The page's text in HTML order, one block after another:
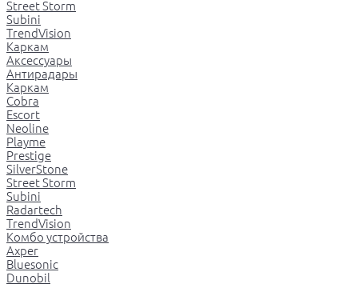
Street Storm
Subini
TrendVision
Каркам
Аксессуары
Антирадары
Каркам
Cobra
Escort
Neoline
Playme
Prestige
SilverStone
Street Storm
Subini
Radartech
TrendVision
Комбо устройства
Axper
Bluesonic
Dunobil